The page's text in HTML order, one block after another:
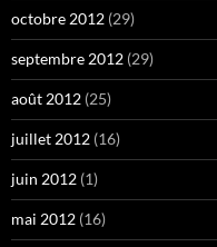
octobre 2012 (29)
septembre 2012 (29)
août 2012 (25)
juillet 2012 (16)
juin 2012 (1)
mai 2012 (16)